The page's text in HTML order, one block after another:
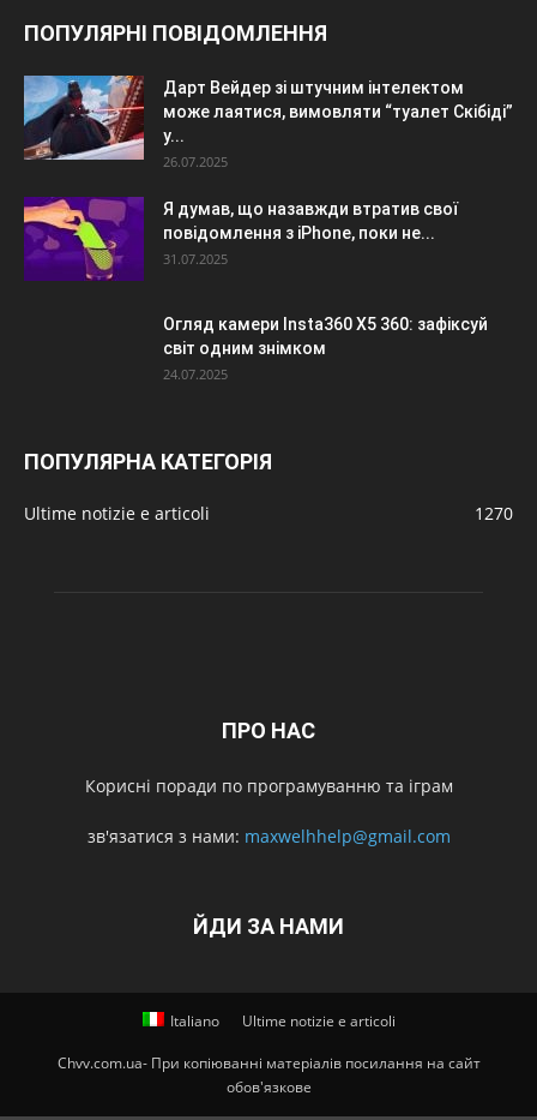
ПОПУЛЯРНІ ПОВІДОМЛЕННЯ
Дарт Вейдер зі штучним інтелектом
може лаятися, вимовляти “туалет Скібіді”
у...
26.07.2025
Я думав, що назавжди втратив свої
повідомлення з iPhone, поки не...
31.07.2025
Огляд камери Insta360 X5 360: зафіксуй
світ одним знімком
24.07.2025
ПОПУЛЯРНА КАТЕГОРІЯ
Ultime notizie e articoli 1270
ПРО НАС
Корисні поради по програмуванню та іграм
зв'язатися з нами: maxwelhhelp@gmail.com
ЙДИ ЗА НАМИ
Italiano Ultime notizie e articoli
Chvv.com.ua- При копіюванні матеріалів посилання на сайт
обов'язкове